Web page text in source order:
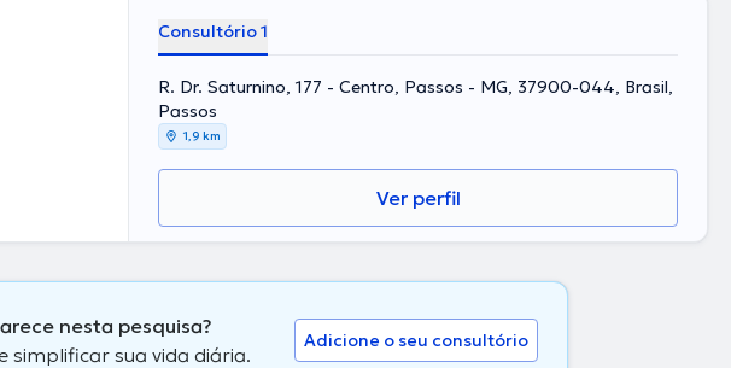
Consultório 1
R. Dr. Saturnino, 177 - Centro, Passos - MG, 37900-044, Brasil,
Passos
1,9 km
Ver perfil
nesta pesquisa?
simplificar sua vida diária.
Adicione o seu consultório